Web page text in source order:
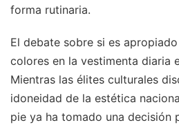
forma rutinaria.
El debate sobre si es
colores en la vestimenta diaria
Mientras las élites culturales
idoneidad de la estética
pie ya ha tomado una decisión